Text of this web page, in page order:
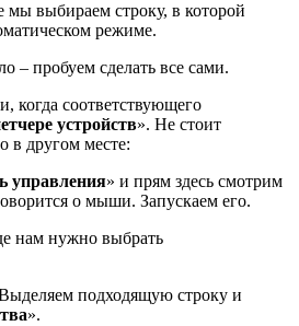
мы выбираем строку, в которой
режиме.
– пробуем сделать все сами.
когда соответствующего
устройств». Не стоит
в другом месте:
управления» и прям здесь смотрим
о мыши. Запускаем его.
нам нужно выбрать
подходящую строку и
».